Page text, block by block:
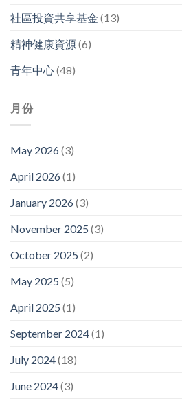
社區投資共享基金 (13)
精神健康資源(6)
青年中心(48)
月份
May 2026(3)
April 2026(1)
January 2026(3)
November 2025 (3)
October 2025 (2)
May 2025 (5)
April 2025 (1)
September 2024(1)
July 2024(18)
June 2024(3)